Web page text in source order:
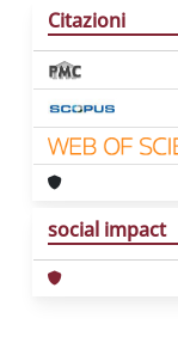
Citazioni
social impact